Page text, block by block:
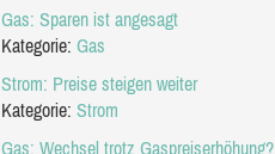
Gas: Sparen ist angesagt
Kategorie: Gas
Strom: Preise steigen weiter
Kategorie: Strom
Gas: Wechsel trotz Gaspreiserhöhung?